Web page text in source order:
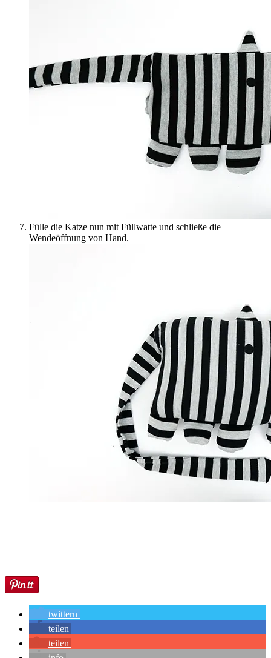
Fülle die Katze nun mit Füllwatte und schließe die
Wendeöffnung von Hand.
twittern
teilen
teilen